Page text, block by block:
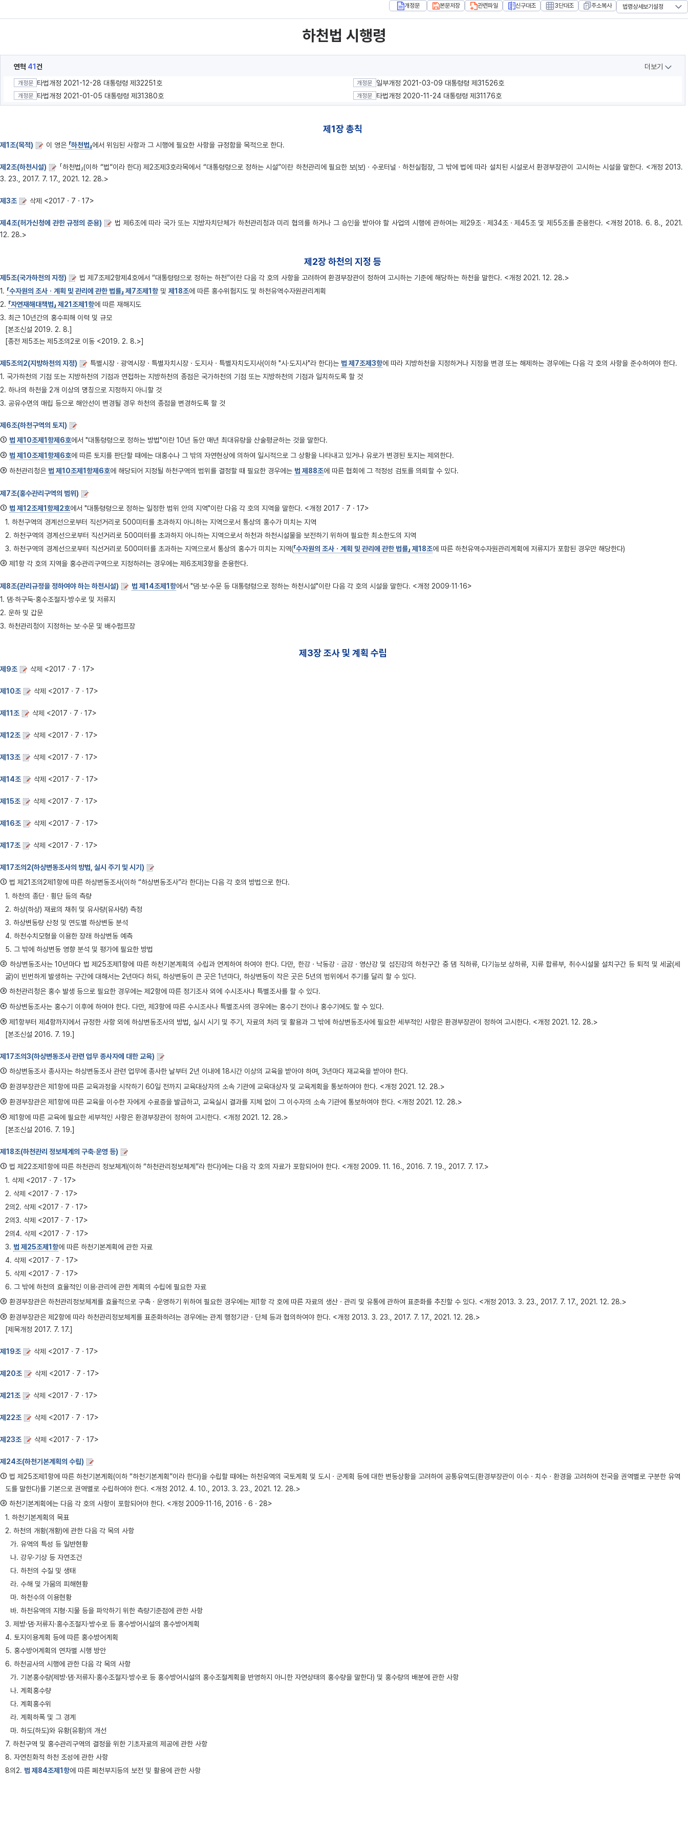
개정문 본문저장 관련파일 신구대조 3단대조 주소복사 법령상세보기설정
하천법 시행령
연혁 41 건 더보기
개정문 타법개정 2021-12-28 대통령령 제32251호 개정문 일부개정 2021-03-09 대통령령 제31526호
개정문 타법개정 2021-01-05 대통령령 제31380호 개정문 타법개정 2020-11-24 대통령령 제31176호
제1장 총칙
제1조(목적) 이 영은 「하천법」에서 위임된 사항과 그 시행에 필요한 사항을 규정함을 목적으로 한다.
제2조(하천시설)
「하천법」(이하 “법”이라 한다) 제2조제3호라목에서 “대통령령으로 정하는 시설”이란 하천관리에 필요한 보(보)ㆍ수로터널ㆍ하천실험장, 그 밖에 법에 따라 설치된 시설로서 환경부장관이 고시하는 시설을 말한다. <개정 2013.
3. 23., 2017. 7. 17., 2021. 12. 28.>
제3조 삭제 <2017ㆍ7ㆍ17>
제4조(허가신청에 관한 규정의 준용)
법 제6조에 따라 국가 또는 지방자치단체가 하천관리청과 미리 협의를 하거나 그 승인을 받아야 할 사업의 시행에 관하여는 제29조ㆍ제34조ㆍ제45조 및 제55조를 준용한다. <개정 2018. 6. 8., 2021.
12. 28.>
제2장 하천의 지정 등
제5조(국가하천의 지정)
법 제7조제2항제4호에서 “대통령령으로 정하는 하천”이란 다음 각 호의 사항을 고려하여 환경부장관이 정하여 고시하는 기준에 해당하는 하천을 말한다. <개정 2021. 12. 28.>
1. 「수자원의 조사ㆍ계획 및 관리에 관한 법률」 제7조제1항 및 제18조에 따른 홍수위험지도 및 하천유역수자원관리계획
2. 「자연재해대책법」 제21조제1항에 따른 재해지도
3. 최근 10년간의 홍수피해 이력 및 규모
[본조신설 2019. 2. 8.]
[종전 제5조는 제5조의2로 이동 <2019. 2. 8.>]
제5조의2(지방하천의 지정) 특별시장ㆍ광역시장ㆍ특별자치시장ㆍ도지사ㆍ특별자치도지사(이하 "시·도지사"라 한다)는 법 제7조제3항에 따라 지방하천을 지정하거나 지정을 변경 또는 해제하는 경우에는 다음 각 호의 사항을 준수하여야 한다.
1. 국가하천의 기점 또는 지방하천의 기점과 연접하는 지방하천의 종점은 국가하천의 기점 또는 지방하천의 기점과 일치하도록 할 것
2. 하나의 하천을 2개 이상의 명칭으로 지정하지 아니할 것
3. 공유수면의 매립 등으로 해안선이 변경될 경우 하천의 종점을 변경하도록 할 것
제6조(하천구역의 토지)
① 법 제10조제1항제6호에서 "대통령령으로 정하는 방법"이란 10년 동안 매년 최대유량을 산술평균하는 것을 말한다.
② 법 제10조제1항제6호에 따른 토지를 판단할 때에는 대홍수나 그 밖의 자연현상에 의하여 일시적으로 그 상황을 나타내고 있거나 유로가 변경된 토지는 제외한다.
③ 하천관리청은 법 제10조제1항제6호에 해당되어 지정될 하천구역의 범위를 결정할 때 필요한 경우에는 법 제88조에 따른 협회에 그 적정성 검토를 의뢰할 수 있다.
제7조(홍수관리구역의 범위)
① 법 제12조제1항제2호에서 "대통령령으로 정하는 일정한 범위 안의 지역"이란 다음 각 호의 지역을 말한다. <개정 2017ㆍ7ㆍ17>
1. 하천구역의 경계선으로부터 직선거리로 500미터를 초과하지 아니하는 지역으로서 통상의 홍수가 미치는 지역
2. 하천구역의 경계선으로부터 직선거리로 500미터를 초과하지 아니하는 지역으로서 하천과 하천시설물을 보전하기 위하여 필요한 최소한도의 지역
3. 하천구역의 경계선으로부터 직선거리로 500미터를 초과하는 지역으로서 통상의 홍수가 미치는 지역(「수자원의 조사ㆍ계획 및 관리에 관한 법률」 제18조에 따른 하천유역수자원관리계획에 저류지가 포함된 경우만 해당한다)
② 제1항 각 호의 지역을 홍수관리구역으로 지정하려는 경우에는 제6조제3항을 준용한다.
제8조(관리규정을 정하여야 하는 하천시설) 법 제14조제1항에서 "댐·보·수문 등 대통령령으로 정하는 하천시설"이란 다음 각 호의 시설을 말한다. <개정 2009·11·16>
1. 댐·하구둑·홍수조절지·방수로 및 저류지
2. 운하 및 갑문
3. 하천관리청이 지정하는 보·수문 및 배수펌프장
제3장 조사 및 계획 수립
제9조 삭제 <2017ㆍ7ㆍ17>
제10조 삭제 <2017ㆍ7ㆍ17>
제11조 삭제 <2017ㆍ7ㆍ17>
제12조 삭제 <2017ㆍ7ㆍ17>
제13조 삭제 <2017ㆍ7ㆍ17>
제14조 삭제 <2017ㆍ7ㆍ17>
제15조 삭제 <2017ㆍ7ㆍ17>
제16조 삭제 <2017ㆍ7ㆍ17>
제17조 삭제 <2017ㆍ7ㆍ17>
제17조의2(하상변동조사의 방법, 실시 주기 및 시기)
① 법 제21조의2제1항에 따른 하상변동조사(이하 “하상변동조사”라 한다)는 다음 각 호의 방법으로 한다.
1. 하천의 종단ㆍ횡단 등의 측량
2. 하상(하상) 재료의 채취 및 유사량(유사량) 측정
3. 하상변동량 산정 및 연도별 하상변동 분석
4. 하천수치모형을 이용한 장래 하상변동 예측
5. 그 밖에 하상변동 영향 분석 및 평가에 필요한 방법
② 하상변동조사는 10년마다 법 제25조제1항에 따른 하천기본계획의 수립과 연계하여 하여야 한다. 다만, 한강ㆍ낙동강ㆍ금강ㆍ영산강 및 섬진강의 하천구간 중 댐 직하류, 다기능보 상하류, 지류 합류부, 취수시설물 설치구간 등 퇴적 및 세굴(세
굴)이 빈번하게 발생하는 구간에 대해서는 2년마다 하되, 하상변동이 큰 곳은 1년마다, 하상변동이 작은 곳은 5년의 범위에서 주기를 달리 할 수 있다.
③ 하천관리청은 홍수 발생 등으로 필요한 경우에는 제2항에 따른 정기조사 외에 수시조사나 특별조사를 할 수 있다.
④ 하상변동조사는 홍수기 이후에 하여야 한다. 다만, 제3항에 따른 수시조사나 특별조사의 경우에는 홍수기 전이나 홍수기에도 할 수 있다.
⑤ 제1항부터 제4항까지에서 규정한 사항 외에 하상변동조사의 방법, 실시 시기 및 주기, 자료의 처리 및 활용과 그 밖에 하상변동조사에 필요한 세부적인 사항은 환경부장관이 정하여 고시한다. <개정 2021. 12. 28.>
[본조신설 2016. 7. 19.]
제17조의3(하상변동조사 관련 업무 종사자에 대한 교육)
① 하상변동조사 종사자는 하상변동조사 관련 업무에 종사한 날부터 2년 이내에 18시간 이상의 교육을 받아야 하며, 3년마다 재교육을 받아야 한다.
② 환경부장관은 제1항에 따른 교육과정을 시작하기 60일 전까지 교육대상자의 소속 기관에 교육대상자 및 교육계획을 통보하여야 한다. <개정 2021. 12. 28.>
③ 환경부장관은 제1항에 따른 교육을 이수한 자에게 수료증을 발급하고, 교육실시 결과를 지체 없이 그 이수자의 소속 기관에 통보하여야 한다. <개정 2021. 12. 28.>
④ 제1항에 따른 교육에 필요한 세부적인 사항은 환경부장관이 정하여 고시한다. <개정 2021. 12. 28.>
[본조신설 2016. 7. 19.]
제18조(하천관리 정보체계의 구축·운영 등)
① 법 제22조제1항에 따른 하천관리 정보체계(이하 “하천관리정보체계”라 한다)에는 다음 각 호의 자료가 포함되어야 한다. <개정 2009. 11. 16., 2016. 7. 19., 2017. 7. 17.>
1. 삭제 <2017ㆍ7ㆍ17>
2. 삭제 <2017ㆍ7ㆍ17>
2의2. 삭제 <2017ㆍ7ㆍ17>
2의3. 삭제 <2017ㆍ7ㆍ17>
2의4. 삭제 <2017ㆍ7ㆍ17>
3. 법 제25조제1항에 따른 하천기본계획에 관한 자료
4. 삭제 <2017ㆍ7ㆍ17>
5. 삭제 <2017ㆍ7ㆍ17>
6. 그 밖에 하천의 효율적인 이용·관리에 관한 계획의 수립에 필요한 자료
② 환경부장관은 하천관리정보체계를 효율적으로 구축ㆍ운영하기 위하여 필요한 경우에는 제1항 각 호에 따른 자료의 생산ㆍ관리 및 유통에 관하여 표준화를 추진할 수 있다. <개정 2013. 3. 23., 2017. 7. 17., 2021. 12. 28.>
③ 환경부장관은 제2항에 따라 하천관리정보체계를 표준화하려는 경우에는 관계 행정기관ㆍ단체 등과 협의하여야 한다. <개정 2013. 3. 23., 2017. 7. 17., 2021. 12. 28.>
[제목개정 2017. 7. 17.]
제19조 삭제 <2017ㆍ7ㆍ17>
제20조 삭제 <2017ㆍ7ㆍ17>
제21조 삭제 <2017ㆍ7ㆍ17>
제22조 삭제 <2017ㆍ7ㆍ17>
제23조 삭제 <2017ㆍ7ㆍ17>
제24조(하천기본계획의 수립)
① 법 제25조제1항에 따른 하천기본계획(이하 “하천기본계획”이라 한다)을 수립할 때에는 하천유역의 국토계획 및 도시ㆍ군계획 등에 대한 변동상황을 고려하여 공통유역도(환경부장관이 이수ㆍ치수ㆍ환경을 고려하여 전국을 권역별로 구분한 유역
도를 말한다)를 기본으로 권역별로 수립하여야 한다. <개정 2012. 4. 10., 2013. 3. 23., 2021. 12. 28.>
② 하천기본계획에는 다음 각 호의 사항이 포함되어야 한다. <개정 2009·11·16, 2016ㆍ6ㆍ28>
1. 하천기본계획의 목표
2. 하천의 개황(개황)에 관한 다음 각 목의 사항
가. 유역의 특성 등 일반현황
나. 강우·기상 등 자연조건
다. 하천의 수질 및 생태
라. 수해 및 가뭄의 피해현황
마. 하천수의 이용현황
바. 하천유역의 지형·지물 등을 파악하기 위한 측량기준점에 관한 사항
3. 제방·댐·저류지·홍수조절지·방수로 등 홍수방어시설의 홍수방어계획
4. 토지이용계획 등에 따른 홍수방어계획
5. 홍수방어계획의 연차별 시행 방안
6. 하천공사의 시행에 관한 다음 각 목의 사항
가. 기본홍수량(제방·댐·저류지·홍수조절지·방수로 등 홍수방어시설의 홍수조절계획을 반영하지 아니한 자연상태의 홍수량을 말한다) 및 홍수량의 배분에 관한 사항
나. 계획홍수량
다. 계획홍수위
라. 계획하폭 및 그 경계
마. 하도(하도)와 유황(유황)의 개선
7. 하천구역 및 홍수관리구역의 결정을 위한 기초자료의 제공에 관한 사항
8. 자연친화적 하천 조성에 관한 사항
8의2. 법 제84조제1항에 따른 폐천부지등의 보전 및 활용에 관한 사항